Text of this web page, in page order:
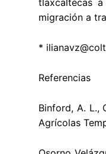
migración a
*
Referencias
Binford, A. L.,
Agrícolas